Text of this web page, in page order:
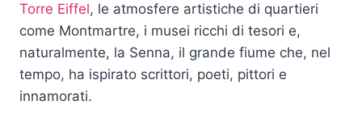
Torre Eiffel, le atmosfere artistiche di quartieri
come Montmartre, i musei ricchi di tesori e,
naturalmente, la Senna, il grande fiume che, nel
tempo, ha ispirato scrittori, poeti, pittori e
innamorati.